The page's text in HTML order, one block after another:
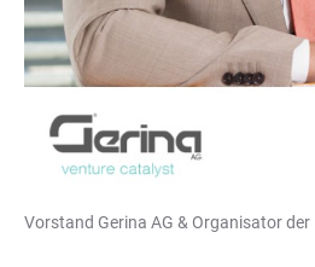
Vorstand Gerina AG & Organisator der